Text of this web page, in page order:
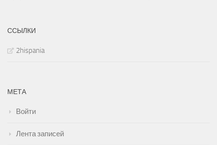
ССЫЛКИ
2hispania
МЕТА
Войти
Лента записей